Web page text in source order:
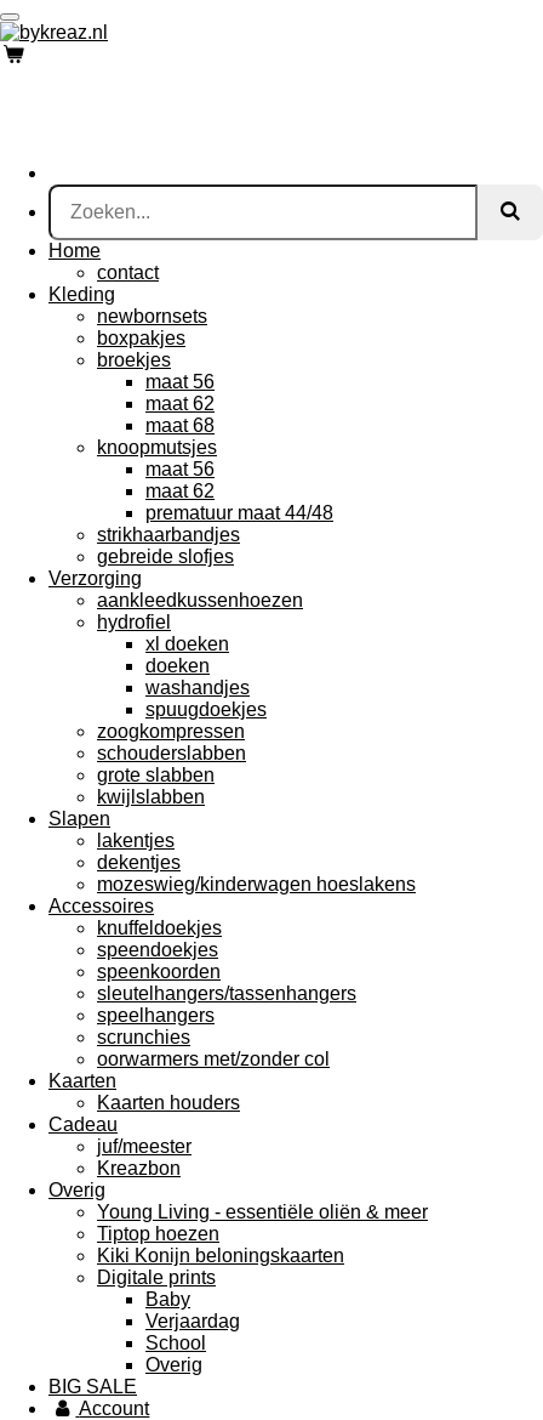
Ga
direct
naar
Home
contact
Kleding
newbornsets
boxpakjes
broekjes
maat 56
maat 62
maat 68
knoopmutsjes
maat 56
maat 62
prematuur maat 44/48
strikhaarbandjes
gebreide slofjes
Verzorging
aankleedkussenhoezen
hydrofiel
xl doeken
doeken
washandjes
spuugdoekjes
zoogkompressen
schouderslabben
grote slabben
kwijlslabben
Slapen
lakentjes
dekentjes
mozeswieg/kinderwagen hoeslakens
Accessoires
knuffeldoekjes
speendoekjes
speenkoorden
sleutelhangers/tassenhangers
speelhangers
scrunchies
oorwarmers met/zonder col
Kaarten
Kaarten houders
Cadeau
juf/meester
Kreazbon
Overig
Young Living - essentiële oliën & meer
Tiptop hoezen
Kiki Konijn beloningskaarten
Digitale prints
Baby
Verjaardag
School
Overig
BIG SALE
Account